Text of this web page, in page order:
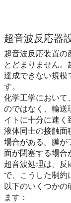
超音波反応器
超音波反応装置
とどまりません
達成できない規模
す。
化学工学において
のではなく、輸送
イトに十分に速
液体同士の接触面
場合がある。膜が
面が閉塞する場合
超音波処理は、反
で、こうした制約
以下のいくつか
ます：